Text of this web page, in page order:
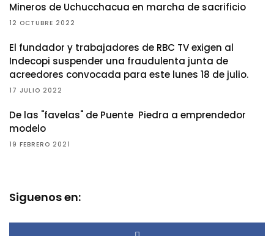
Mineros de Uchucchacua en marcha de sacrificio
12 OCTUBRE 2022
El fundador y trabajadores de RBC TV exigen al
Indecopi suspender una fraudulenta junta de
acreedores convocada para este lunes 18 de julio.
17 JULIO 2022
De las "favelas" de Puente Piedra a emprendedor
modelo
19 FEBRERO 2021
Siguenos en: